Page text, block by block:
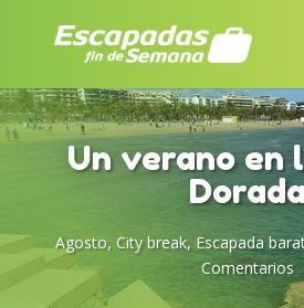
Un verano en
Agosto, City break, Escapada
Comentarios